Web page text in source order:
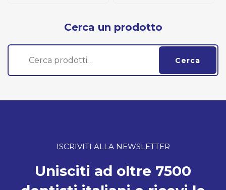
Cerca un prodotto
Cerca:
Cerca
ISCRIVITI ALLA NEWSLETTER
Unisciti ad oltre 7500